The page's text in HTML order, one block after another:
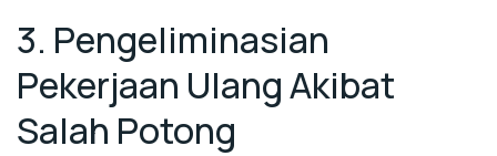
3. Pengeliminasian
Pekerjaan Ulang Akibat
Salah Potong